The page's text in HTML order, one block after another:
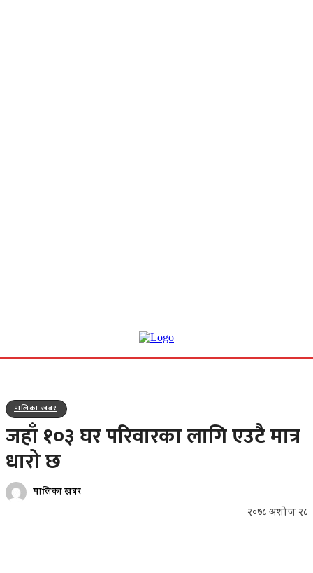
पालिका खबर
जहाँ १०३ घर परिवारका लागि एउटै मात्र
धारो छ
पालिका खबर
२०७८ अशोज २८